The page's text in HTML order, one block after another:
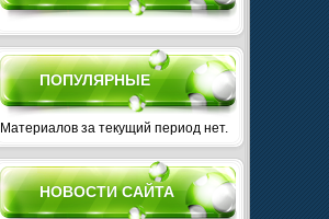
ПОПУЛЯРНЫЕ
Материалов за текущий период нет.
НОВОСТИ САЙТА